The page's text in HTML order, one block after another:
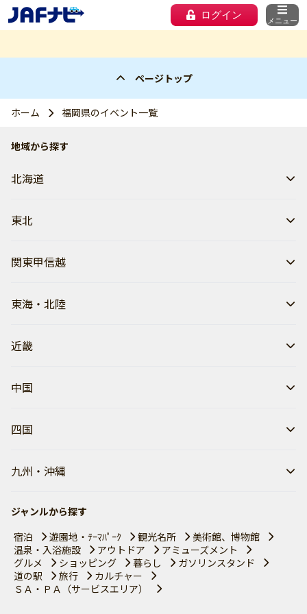
ログイン メニュー
ページトップ
ホーム 福岡県のイベント一覧
地域から探す
北海道
東北
関東甲信越
東海・北陸
近畿
中国
四国
九州・沖縄
ジャンルから探す
宿泊
遊園地・ﾃｰﾏﾊﾟｰｸ 観光名所
美術館、博物館
温泉・入浴施設
アウトドア
アミューズメント
グルメ
ショッピング 暮らし
ガソリンスタンド
道の駅
旅行
カルチャー
ＳＡ・ＰＡ（サービスエリア）